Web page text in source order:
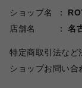
ショップ名
店舗名
名
特定商取引法など
ショップお問い合